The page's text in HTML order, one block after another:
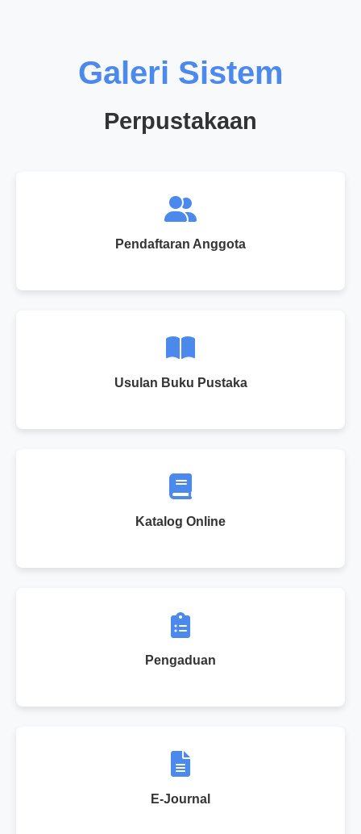
Galeri Sistem
Perpustakaan
Pendaftaran Anggota
Usulan Buku Pustaka
Katalog Online
Pengaduan
E-Journal